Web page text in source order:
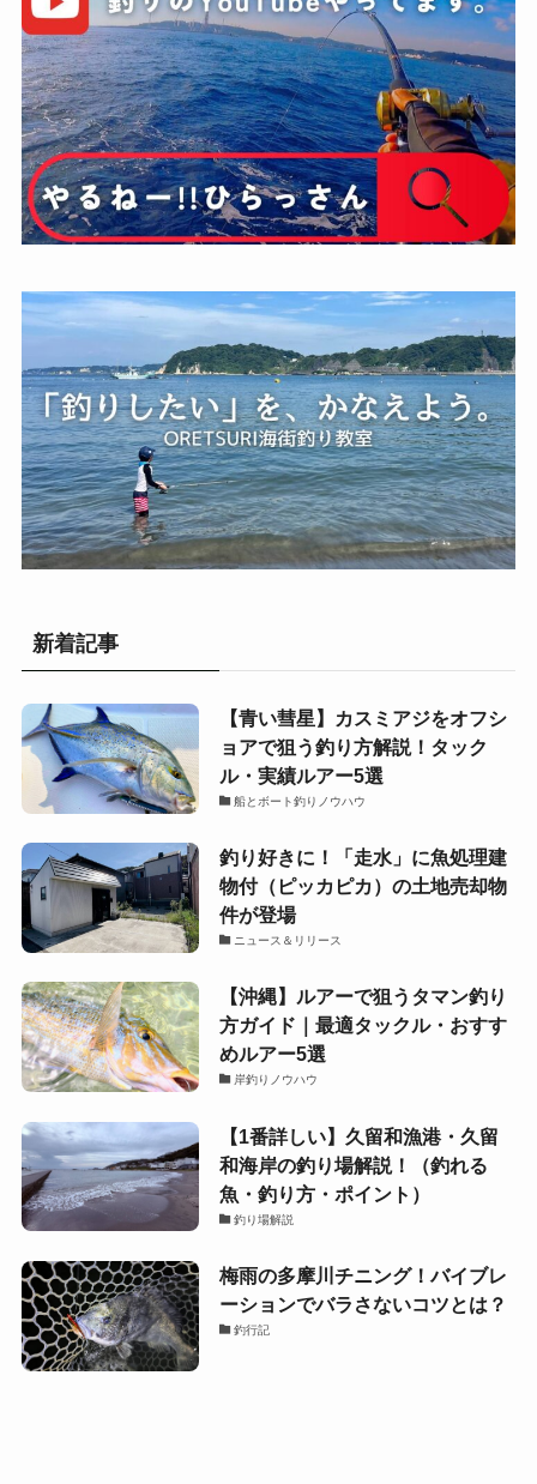
新着記事
【青い彗星】カスミアジをオフシ
ョアで狙う釣り方解説！タック
ル・実績ルアー5選
船とボート釣りノウハウ
釣り好きに！「走水」に魚処理建
物付（ピッカピカ）の土地売却物
件が登場
ニュース＆リリース
【沖縄】ルアーで狙うタマン釣り
方ガイド｜最適タックル・おすす
めルアー5選
岸釣りノウハウ
【1番詳しい】久留和漁港・久留
和海岸の釣り場解説！（釣れる
魚・釣り方・ポイント）
釣り場解説
梅雨の多摩川チニング！バイブレ
ーションでバラさないコツとは？
釣行記